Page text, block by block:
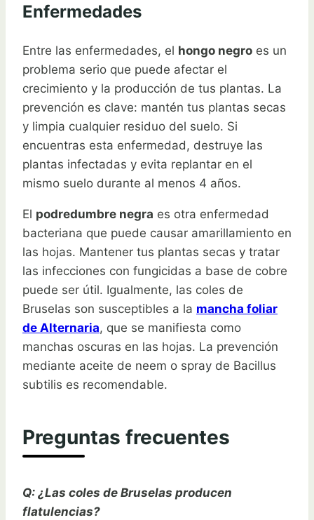
Enfermedades
Entre las enfermedades, el hongo negro es un
problema serio que puede afectar el
crecimiento y la producción de tus plantas. La
prevención es clave: mantén tus plantas secas
y limpia cualquier residuo del suelo. Si
encuentras esta enfermedad, destruye las
plantas infectadas y evita replantar en el
mismo suelo durante al menos 4 años.
El podredumbre negra es otra enfermedad
bacteriana que puede causar amarillamiento en
las hojas. Mantener tus plantas secas y tratar
las infecciones con fungicidas a base de cobre
puede ser útil. Igualmente, las coles de
Bruselas son susceptibles a la mancha foliar
de Alternaria, que se manifiesta como
manchas oscuras en las hojas. La prevención
mediante aceite de neem o spray de Bacillus
subtilis es recomendable.
Preguntas frecuentes
Q: ¿Las coles de Bruselas producen
flatulencias?